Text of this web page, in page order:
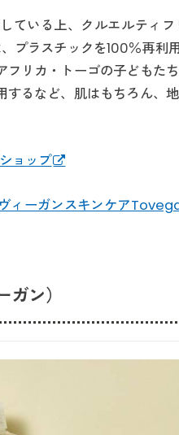
ている上、クルエルティ
プラスチックを100％再利
フリカ・トーゴの子どもた
るなど、肌はもちろん、
ョップ
ィーガンスキンケア
ン）